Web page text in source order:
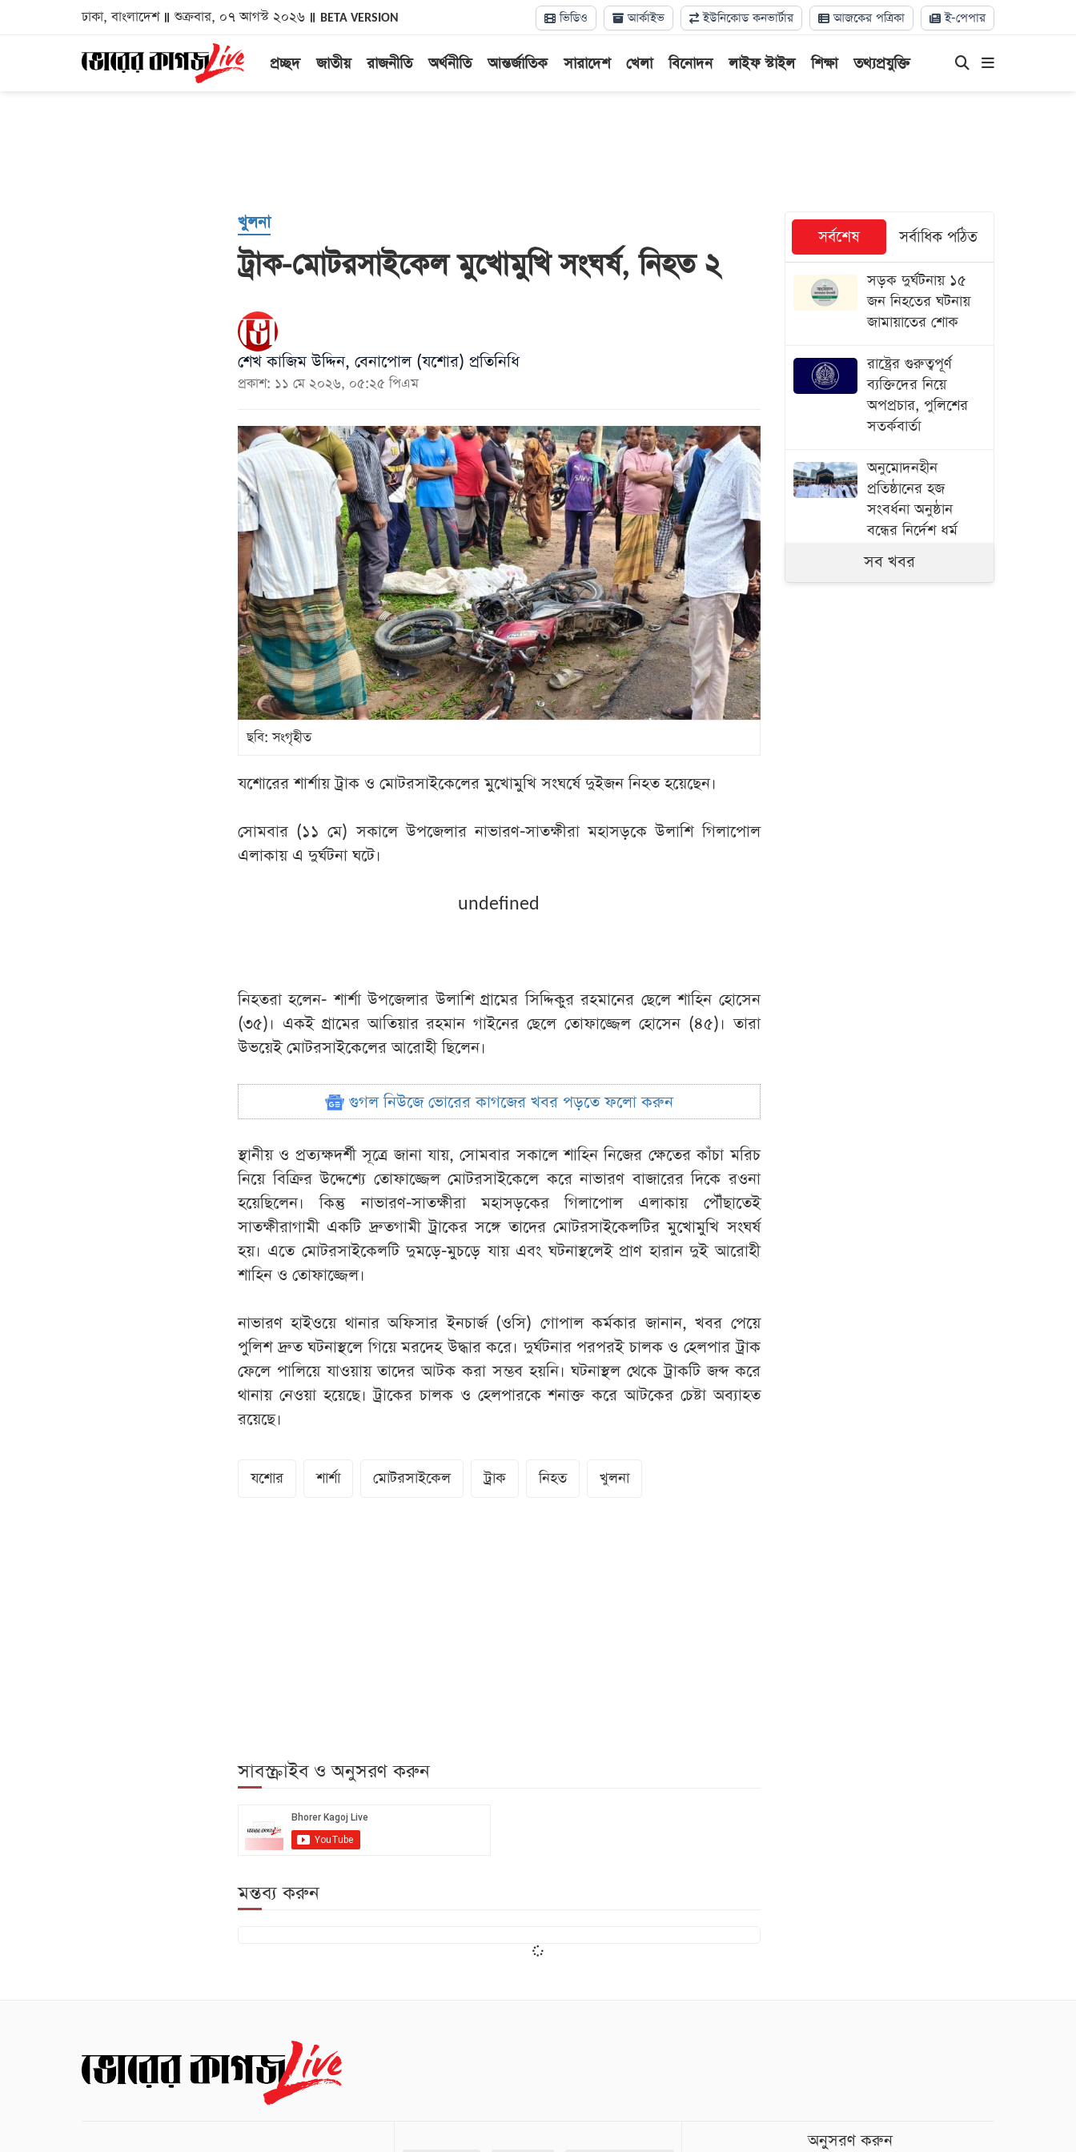
ঢাকা, বাংলাদেশ শুক্রবার, ০৭ আগস্ট ২০২৬ BETA VERSION ভিডিও আর্কাইভ ইউনিকোড কনভার্টার আজকের পত্রিকা ই-পেপার
প্রচ্ছদ জাতীয় রাজনীতি অর্থনীতি আন্তর্জাতিক সারাদেশ খেলা বিনোদন লাইফ স্টাইল শিক্ষা তথ্যপ্রযুক্তি
খুলনা
ট্রাক-মোটরসাইকেল মুখোমুখি সংঘর্ষ, নিহত ২
শেখ কাজিম উদ্দিন, বেনাপোল (যশোর) প্রতিনিধি
প্রকাশ: ১১ মে ২০২৬, ০৫:২৫ পিএম
ছবি: সংগৃহীত
যশোরের শার্শায় ট্রাক ও মোটরসাইকেলের মুখোমুখি সংঘর্ষে দুইজন নিহত হয়েছেন।
সোমবার (১১ মে) সকালে উপজেলার নাভারণ-সাতক্ষীরা মহাসড়কে উলাশি গিলাপোল
এলাকায় এ দুর্ঘটনা ঘটে।
undefined
নিহতরা হলেন- শার্শা উপজেলার উলাশি গ্রামের সিদ্দিকুর রহমানের ছেলে শাহিন হোসেন
(৩৫)। একই গ্রামের আতিয়ার রহমান গাইনের ছেলে তোফাজ্জেল হোসেন (৪৫)। তারা
উভয়েই মোটরসাইকেলের আরোহী ছিলেন।
গুগল নিউজে ভোরের কাগজের খবর পড়তে ফলো করুন
স্থানীয় ও প্রত্যক্ষদর্শী সূত্রে জানা যায়, সোমবার সকালে শাহিন নিজের ক্ষেতের কাঁচা মরিচ
নিয়ে বিক্রির উদ্দেশ্যে তোফাজ্জেল মোটরসাইকেলে করে নাভারণ বাজারের দিকে রওনা
হয়েছিলেন। কিন্তু নাভারণ-সাতক্ষীরা মহাসড়কের গিলাপোল এলাকায় পৌঁছাতেই
সাতক্ষীরাগামী একটি দ্রুতগামী ট্রাকের সঙ্গে তাদের মোটরসাইকেলটির মুখোমুখি সংঘর্ষ
হয়। এতে মোটরসাইকেলটি দুমড়ে-মুচড়ে যায় এবং ঘটনাস্থলেই প্রাণ হারান দুই আরোহী
শাহিন ও তোফাজ্জেল।
নাভারণ হাইওয়ে থানার অফিসার ইনচার্জ (ওসি) গোপাল কর্মকার জানান, খবর পেয়ে
পুলিশ দ্রুত ঘটনাস্থলে গিয়ে মরদেহ উদ্ধার করে। দুর্ঘটনার পরপরই চালক ও হেলপার ট্রাক
ফেলে পালিয়ে যাওয়ায় তাদের আটক করা সম্ভব হয়নি। ঘটনাস্থল থেকে ট্রাকটি জব্দ করে
থানায় নেওয়া হয়েছে। ট্রাকের চালক ও হেলপারকে শনাক্ত করে আটকের চেষ্টা অব্যাহত
রয়েছে।
যশোর শার্শা মোটরসাইকেল ট্রাক নিহত খুলনা
সাবস্ক্রাইব ও অনুসরণ করুন
মন্তব্য করুন
সর্বশেষ সর্বাধিক পঠিত
সড়ক দুর্ঘটনায় ১৫
জন নিহতের ঘটনায়
জামায়াতের শোক
রাষ্ট্রের গুরুত্বপূর্ণ
ব্যক্তিদের নিয়ে
অপপ্রচার, পুলিশের
সতর্কবার্তা
অনুমোদনহীন
প্রতিষ্ঠানের হজ
সংবর্ধনা অনুষ্ঠান
বন্ধের নির্দেশ ধর্ম
মন্ত্রণালয়ের
সব খবর
অনুসরণ করুন